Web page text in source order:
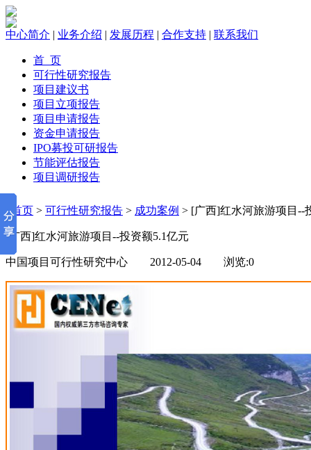
中心简介 | 业务介绍 | 发展历程 | 合作支持 | 联系我们
首 页
可行性研究报告
项目建议书
项目立项报告
项目申请报告
资金申请报告
IPO募投可研报告
节能评估报告
项目调研报告
首页 > 可行性研究报告 > 成功案例 > [广西]红水河旅游项目--
[广西]红水河旅游项目--投资额5.1亿元
中国项目可行性研究中心 2012-05-04 浏览:0